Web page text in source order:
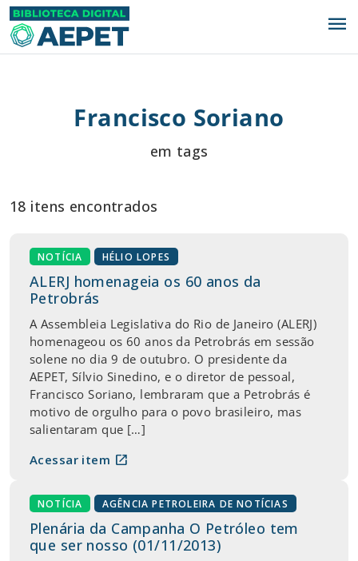
menu
Francisco Soriano
em tags
18 itens encontrados
NOTÍCIA HÉLIO LOPES
ALERJ homenageia os 60 anos da
Petrobrás
A Assembleia Legislativa do Rio de Janeiro (ALERJ)
homenageou os 60 anos da Petrobrás em sessão
solene no dia 9 de outubro. O presidente da
AEPET, Sílvio Sinedino, e o diretor de pessoal,
Francisco Soriano, lembraram que a Petrobrás é
motivo de orgulho para o povo brasileiro, mas
salientaram que […]
Acessar item open_in_new
NOTÍCIA AGÊNCIA PETROLEIRA DE NOTÍCIAS
Plenária da Campanha O Petróleo tem
que ser nosso (01/11/2013)